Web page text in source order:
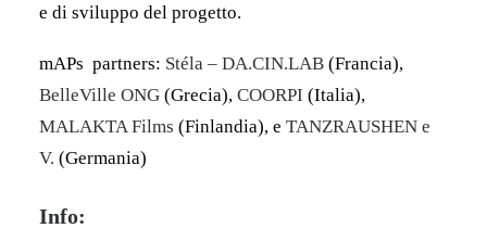
e di sviluppo del progetto.
mAPs partners: Stéla – DA.CIN.LAB (Francia),
BelleVille ONG (Grecia), COORPI (Italia),
MALAKTA Films (Finlandia), e TANZRAUSHEN e
V. (Germania)
Info: